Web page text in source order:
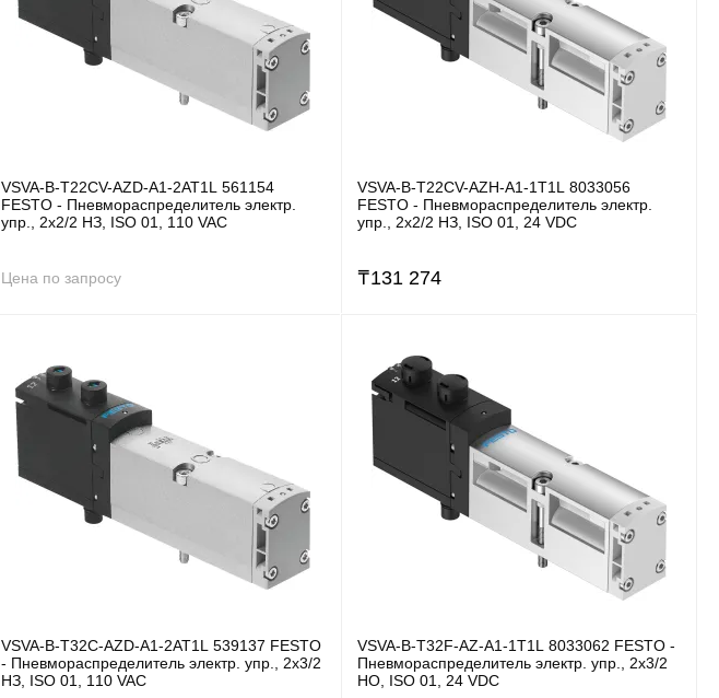
VSVA-B-T22CV-AZD-A1-2AT1L 561154
FESTO - Пневмораспределитель электр.
упр., 2x2/2 НЗ, ISO 01, 110 VAC
Цена по запросу
VSVA-B-T22CV-AZH-A1-1T1L 8033056
FESTO - Пневмораспределитель электр.
упр., 2x2/2 НЗ, ISO 01, 24 VDC
₸131 274
VSVA-B-T32C-AZD-A1-2AT1L 539137 FESTO
- Пневмораспределитель электр. упр., 2x3/2
НЗ, ISO 01, 110 VAC
VSVA-B-T32F-AZ-A1-1T1L 8033062 FESTO -
Пневмораспределитель электр. упр., 2x3/2
НО, ISO 01, 24 VDC